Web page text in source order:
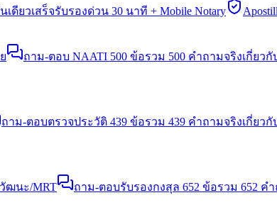
เดียวเสร็จรับรองด่วน 30 นาที + Mobile Notary
ถาม-ตอบ NAATI 500 ข้อรวม 500 คำถามจริงเกี่ยวกั
ถาม-ตอบตรวจประวัติ 439 ข้อรวม 439 คำถามจริงเกี่ยว
ฒนะ/MRT ถาม-ตอบรับรองกงสุล 652 ข้อรวม 652 ค